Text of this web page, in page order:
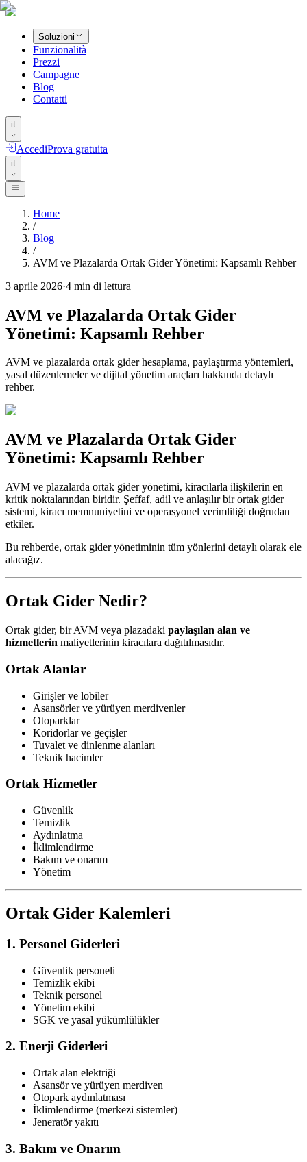
Soluzioni
Funzionalità
Prezzi
Campagne
Blog
Contatti
it
AccediProva gratuita
it
Home
/
Blog
/
AVM ve Plazalarda Ortak Gider Yönetimi: Kapsamlı Rehber
3 aprile 2026·4 min di lettura
AVM ve Plazalarda Ortak Gider
Yönetimi: Kapsamlı Rehber
AVM ve plazalarda ortak gider hesaplama, paylaştırma yöntemleri,
yasal düzenlemeler ve dijital yönetim araçları hakkında detaylı
rehber.
AVM ve Plazalarda Ortak Gider
Yönetimi: Kapsamlı Rehber
AVM ve plazalarda ortak gider yönetimi, kiracılarla ilişkilerin en
kritik noktalarından biridir. Şeffaf, adil ve anlaşılır bir ortak gider
sistemi, kiracı memnuniyetini ve operasyonel verimliliği doğrudan
etkiler.
Bu rehberde, ortak gider yönetiminin tüm yönlerini detaylı olarak ele
alacağız.
Ortak Gider Nedir?
Ortak gider, bir AVM veya plazadaki paylaşılan alan ve
hizmetlerin maliyetlerinin kiracılara dağıtılmasıdır.
Ortak Alanlar
Girişler ve lobiler
Asansörler ve yürüyen merdivenler
Otoparklar
Koridorlar ve geçişler
Tuvalet ve dinlenme alanları
Teknik hacimler
Ortak Hizmetler
Güvenlik
Temizlik
Aydınlatma
İklimlendirme
Bakım ve onarım
Yönetim
Ortak Gider Kalemleri
1. Personel Giderleri
Güvenlik personeli
Temizlik ekibi
Teknik personel
Yönetim ekibi
SGK ve yasal yükümlülükler
2. Enerji Giderleri
Ortak alan elektriği
Asansör ve yürüyen merdiven
Otopark aydınlatması
İklimlendirme (merkezi sistemler)
Jeneratör yakıtı
3. Bakım ve Onarım